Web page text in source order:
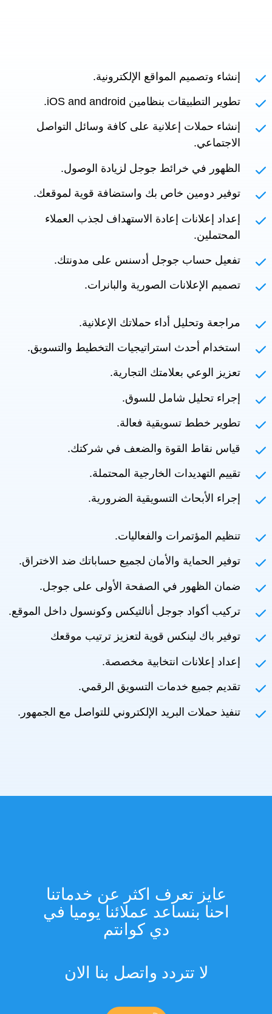
إنشاء وتصميم المواقع الإلكترونية.
تطوير التطبيقات بنظامين iOS and android.
إنشاء حملات إعلانية على كافة وسائل التواصل
الاجتماعي.
الظهور في خرائط جوجل لزيادة الوصول.
توفير دومين خاص بك واستضافة قوية لموقعك.
إعداد إعلانات إعادة الاستهداف لجذب العملاء
المحتملين.
تفعيل حساب جوجل أدسنس على مدونتك.
تصميم الإعلانات الصورية والبانرات.
مراجعة وتحليل أداء حملاتك الإعلانية.
استخدام أحدث استراتيجيات التخطيط والتسويق.
تعزيز الوعي بعلامتك التجارية.
إجراء تحليل شامل للسوق.
تطوير خطط تسويقية فعالة.
قياس نقاط القوة والضعف في شركتك.
تقييم التهديدات الخارجية المحتملة.
إجراء الأبحاث التسويقية الضرورية.
تنظيم المؤتمرات والفعاليات.
توفير الحماية والأمان لجميع حساباتك ضد الاختراق.
ضمان الظهور في الصفحة الأولى على جوجل.
تركيب أكواد جوجل أنالتيكس وكونسول داخل الموقع.
توفير باك لينكس قوية لتعزيز ترتيب موقعك
إعداد إعلانات انتخابية مخصصة.
تقديم جميع خدمات التسويق الرقمي.
تنفيذ حملات البريد الإلكتروني للتواصل مع الجمهور.
عايز تعرف اكثر عن خدماتنا
احنا بنساعد عملائنا يوميا في
دي كوانتم
لا تتردد واتصل بنا الان